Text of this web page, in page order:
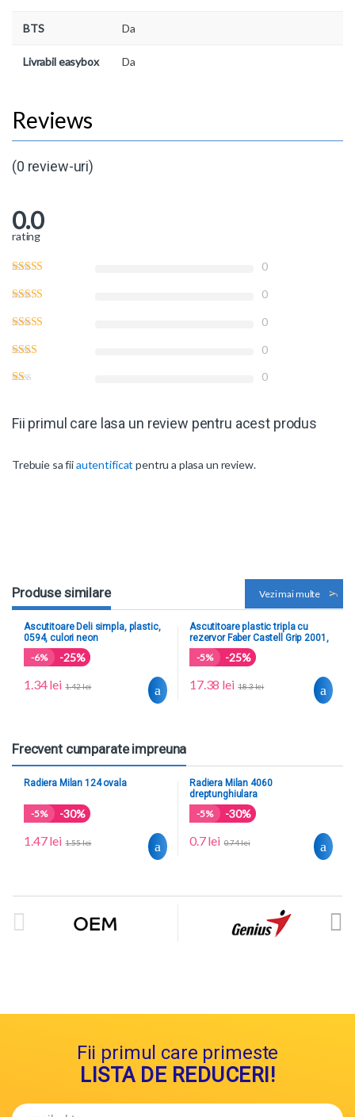
BTS Da
Livrabil easybox Da
(0 review-uri)
0.0
rating
0
0
0
0
0
Fii primul care lasa un review pentru acest produs
Trebuie sa fiiautentificat pentru a plasa un review.
Produse similare Vezi mai multe
Ascutitoare Deli simpla, plastic,
0594, culori neon
-6% -25%
1.34lei 1.42lei
Ascutitoare plastic tripla cu
rezervor Faber Castell Grip 2001,
bleu sky, 183874
-5% -25%
17.38 lei 18.3lei
Frecvent cumparate impreuna
Radiera Milan 124 ovala
-5% -30%
1.47lei 1.55lei
Radiera Milan 4060
dreptunghiulara
-5% -30%
0.7lei 0.74lei
Fii primul care primeste
LISTA DE REDUCERI!